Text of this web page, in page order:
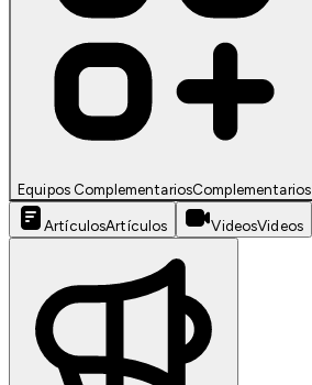
Equipos ComplementariosComplementarios
ArtículosArtículos VideosVideos